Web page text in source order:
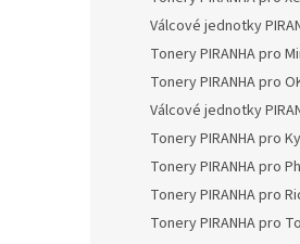
Válcové jednotky
Tonery PIRANHA pro
Tonery PIRANHA pro
Válcové jednotky
Tonery PIRANHA pro
Tonery PIRANHA pro
Tonery PIRANHA pro
Tonery PIRANHA pro